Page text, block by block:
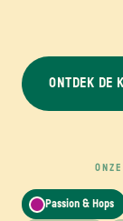
ONTDEK DE
Passion & Hops